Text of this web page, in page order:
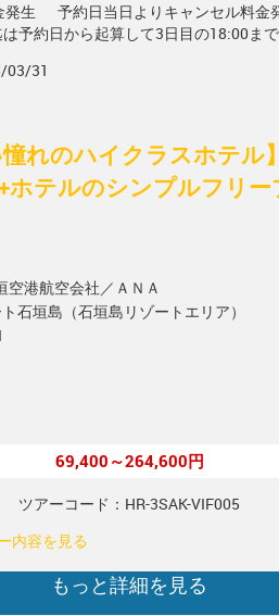
発生
予約日当日よりキャンセル料金
予約日から起算して3日目の18:00ま
03/31
憧れのハイクラスホテル
ホテルのシンプルフリ
空港航空会社／ＡＮＡ
石垣島（石垣島リゾートエリア）
69,400～264,600円
ツアーコード：HR-3SAK-VIF005
内容を見る
もっと詳細を見る